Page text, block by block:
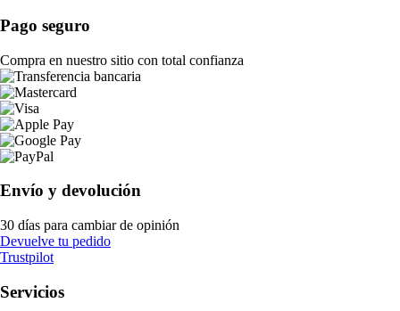
Pago seguro
Compra en nuestro sitio con total confianza
Envío y devolución
30 días para cambiar de opinión
Devuelve tu pedido
Trustpilot
Servicios